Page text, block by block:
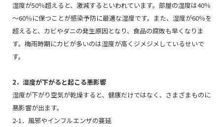
湿度が50％超えると、激減するといわれています。部屋の湿度は40％
～60％に保つことが感染予防に最適な湿度です。また、湿度が60％を
超えると、カビやダニの発生原因となり、食品の腐敗も早くなりま
す。梅雨時期にカビが多いのは湿度が高くジメジメしているせいで
す。
2．湿度が下がると起こる悪影響
湿度が下がり空気が乾燥すると、健康だけではなく、さまざまものに
悪影響が出ます。
2-1．風邪やインフルエンザの蔓延